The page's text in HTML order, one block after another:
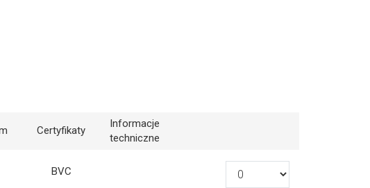
Certyfikaty
Informacje
techniczne
BVC